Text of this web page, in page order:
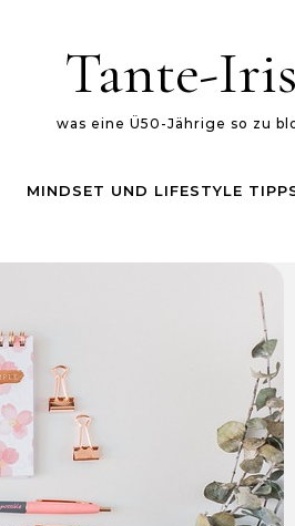
Tante-
was eine Ü50-Jährige so zu
MINDSET UND LIFESTYLE